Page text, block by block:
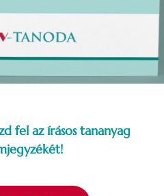
fel az írásos tananyag